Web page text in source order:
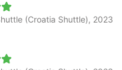
(Croatia Shuttle), 2023